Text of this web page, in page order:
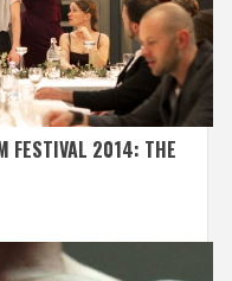
FESTIVAL 2014: THE